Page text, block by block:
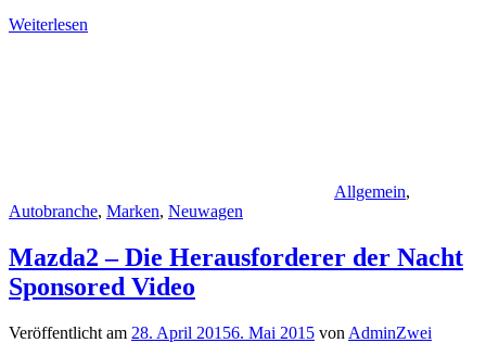
Weiterlesen
Allgemein,
Autobranche, Marken, Neuwagen
Mazda2 – Die Herausforderer der Nacht
Sponsored Video
Veröffentlicht am 28. April 20156. Mai 2015 von AdminZwei